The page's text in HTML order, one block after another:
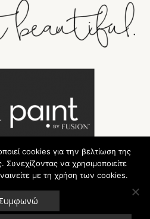
cookies για την βελτίωση της
Συνεχίζοντας να χρησιμοποιείτε
με τη χρήση των cookies.